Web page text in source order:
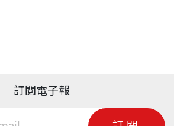
訂閱電子報